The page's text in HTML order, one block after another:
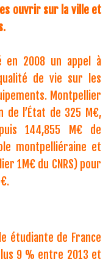
ouvrir sur la ville et
en 2008 un appel à
de vie sur les
Montpellier
de l’État de 325 M€,
144,855 M€ de
montpelliéraine et
1M€ du CNRS) pour
étudiante de France
9 % entre 2013 et